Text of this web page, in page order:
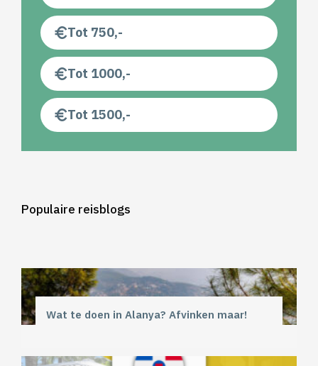
Tot 750,-
Tot 1000,-
Tot 1500,-
Populaire reisblogs
Wat te doen in Alanya? Afvinken maar!